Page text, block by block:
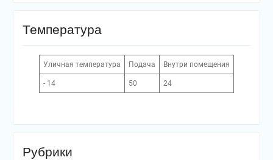
Температура
Уличная температура Подача Внутри помещения
- 14 50 24
Рубрики